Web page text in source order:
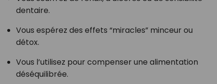
dentaire.
Vous espérez des effets “miracles” minceur ou
détox.
Vous l’utilisez pour compenser une alimentation
déséquilibrée.